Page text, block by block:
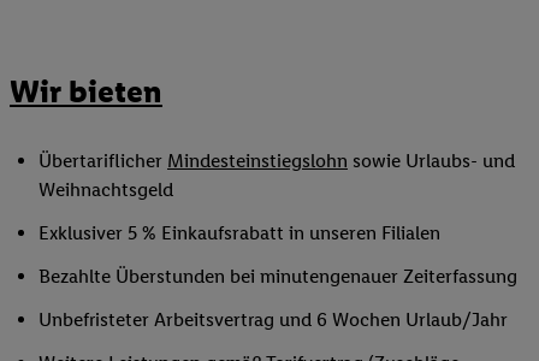
Wir bieten
Übertariflicher Mindesteinstiegslohn sowie Urlaubs- und
Weihnachtsgeld
Exklusiver 5 % Einkaufsrabatt in unseren Filialen
Bezahlte Überstunden bei minutengenauer Zeiterfassung
Unbefristeter Arbeitsvertrag und 6 Wochen Urlaub/Jahr